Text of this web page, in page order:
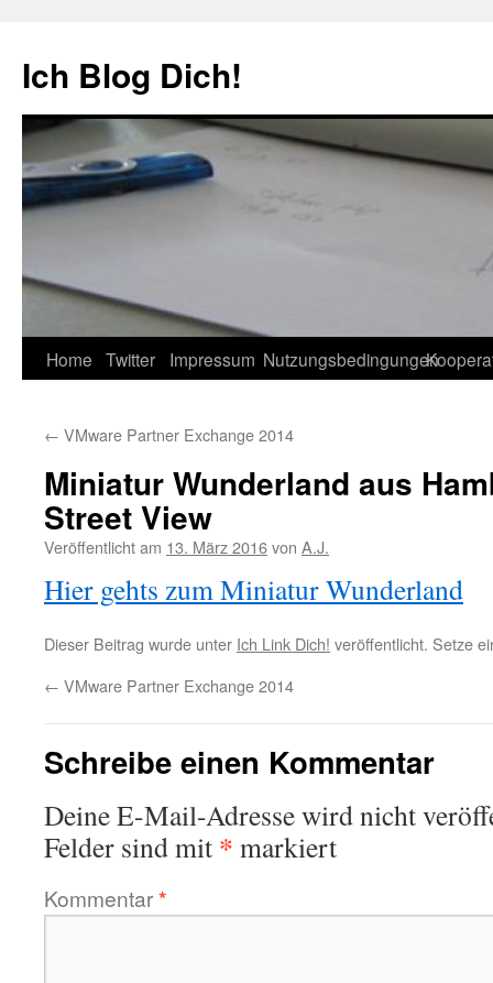
springen
Ich Blog Dich!
Home Twitter Impressum Nutzungsbedingungen
← VMware Partner Exchange 2014
Miniatur Wunderland aus
Street View
Veröffentlicht am 13. März 2016von A.J.
Hier gehts zum Miniatur Wunderland
Dieser Beitrag wurde unter Ich Link Dich! veröffentlicht. Setze
← VMware Partner Exchange 2014
Schreibe einen Kommentar
Deine E-Mail-Adresse wird nicht
Felder sind mit * markiert
Kommentar*